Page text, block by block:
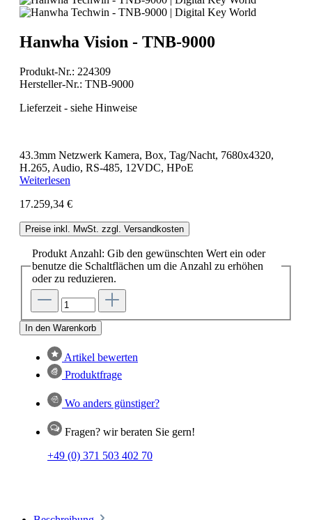
Hanwha Vision - TNB-9000
Produkt-Nr.: 224309
Hersteller-Nr.: TNB-9000
Lieferzeit - siehe Hinweise
43.3mm Netzwerk Kamera, Box, Tag/Nacht, 7680x4320,
H.265, Audio, RS-485, 12VDC, HPoE
Weiterlesen
17.259,34 €
Preise inkl. MwSt. zzgl. Versandkosten
Produkt Anzahl: Gib den gewünschten Wert ein oder
benutze die Schaltflächen um die Anzahl zu erhöhen
oder zu reduzieren.
In den Warenkorb
Artikel bewerten
Produktfrage
Wo anders günstiger?
Fragen? wir beraten Sie gern!
+49 (0) 371 503 402 70